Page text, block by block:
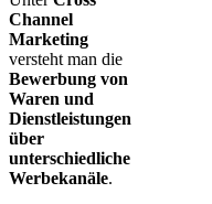
Channel
Marketing
versteht man die
Bewerbung von
Waren und
Dienstleistungen
über
unterschiedliche
Werbekanäle.